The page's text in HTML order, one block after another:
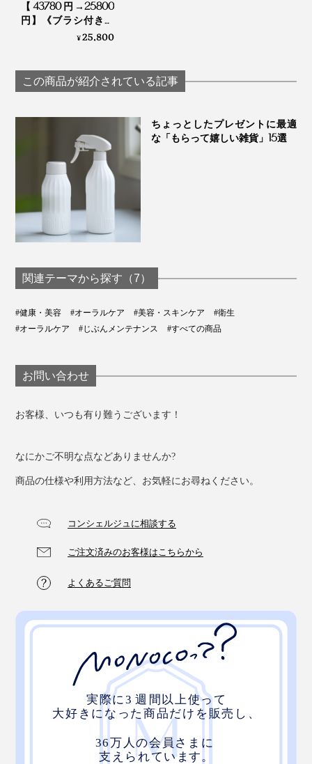
『SOLADEY』で50回以上磨いた歯の代替材には、虫歯菌（S.ミュータンス菌）が
ほとんど付着しなかった
『SOLADEY』で磨いた歯の代替材は、虫歯菌がほとん
材は、虫歯菌がびっしり。『SOLADEY』の光触媒効果
は、歴然です。
細部までつくり込まれた、光触媒歯ブラシ
『SOLADEY』。ぜひ、歯磨き粉なしで磨いてみて、驚
【43780円→25800
円】《ブラシ付き本
体＋替えブラシヘッ
の「電子歯ブラシ」
｜PLAQLES プラクレ
¥25,800
この商品が紹介されている記事
ちょっとしたプレゼントに最適
な「もらって嬉しい雑貨」15選
関連テーマから探す（7）
#健康・美容 #オーラルケア #美容・スキンケア
#衛生
#オーラルケア
#じぶんメンテナンス #すべての商品
お問い合わせ
お客様、いつも有り難うございます！
なにかご不明な点などありませんか?
商品の仕様や利用方法など、お気軽にお尋ねください。
コンシェルジュに相談する
ご注文済みのお客様はこちらから
よくあるご質問